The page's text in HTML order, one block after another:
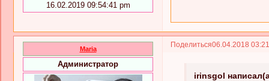
16.02.2019 09:54:41 pm
Поделиться06.04.2018
Maria
Администратор
irinsgol